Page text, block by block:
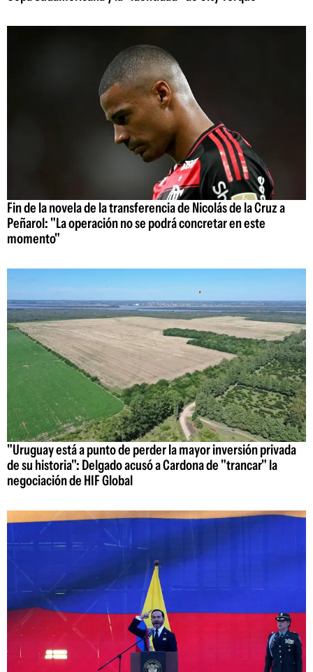
Fin de la novela de la transferencia de Nicolás de la Cruz a
Peñarol: "La operación no se podrá concretar en este
momento"
"Uruguay está a punto de perder la mayor inversión privada
de su historia": Delgado acusó a Cardona de "trancar" la
negociación de HIF Global